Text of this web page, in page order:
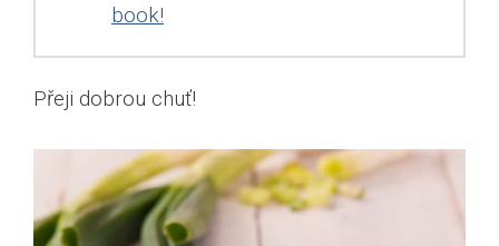
book!
Přeji dobrou chuť!